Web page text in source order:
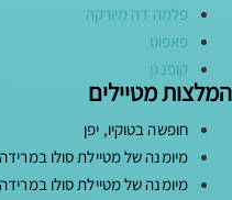
פלמה דה מיורקה
פאפוס
קופנגן
המלצות מטיילים
חופשה בטוקיו, יפן
מיומנה של מטיילת סולו
מיומנה של מטיילת סולו